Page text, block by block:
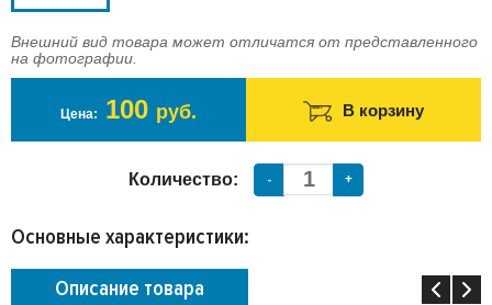
Внешний вид товара может отличатся от представленного
на фотографии.
Цена: 100 руб. В корзину
Количество: - +
Основные характеристики:
Описание товара